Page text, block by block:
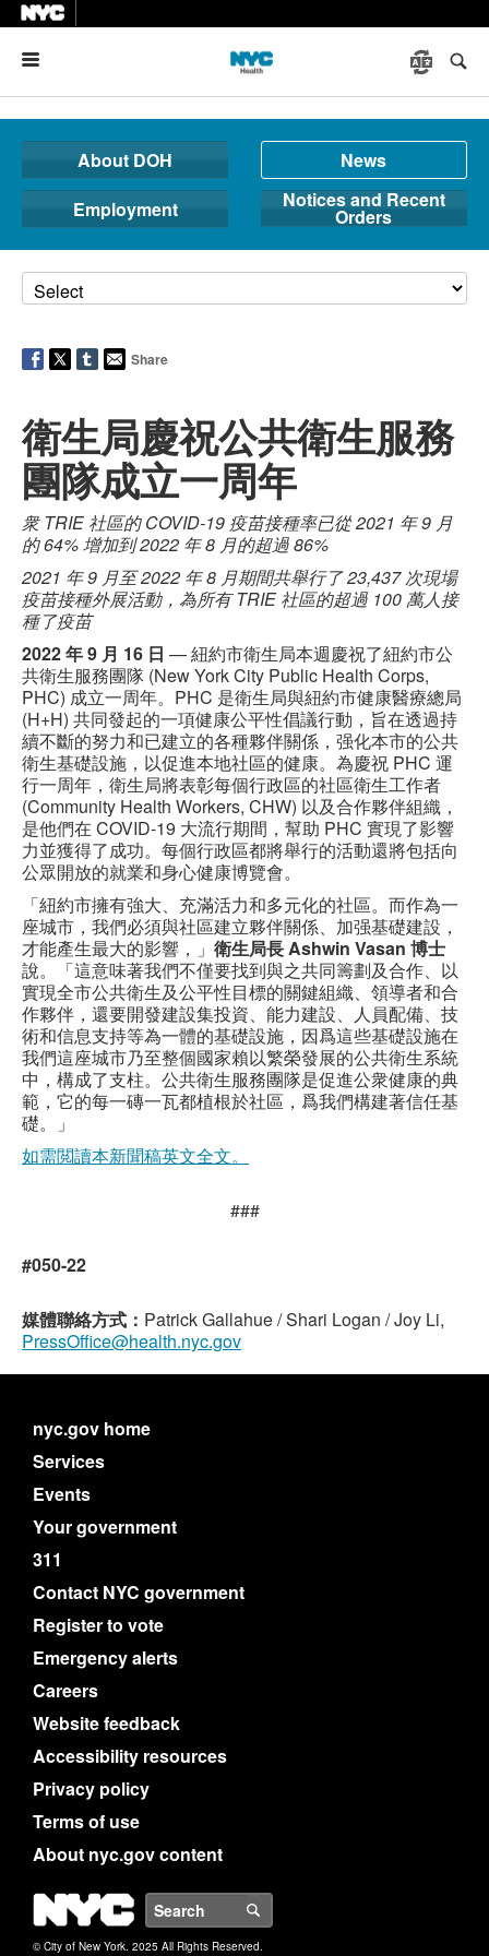
About DOH
News
Employment
Notices and Recent
Orders
Share
衛生局慶祝公共衛生服務
團隊成立一周年
衆 TRIE 社區的 COVID-19 疫苗接種率已從 2021 年 9 月
的 64% 增加到 2022 年 8 月的超過 86%
2021 年 9 月至 2022 年 8 月期間共舉行了 23,437 次現場
疫苗接種外展活動，為所有 TRIE 社區的超過 100 萬人接
種了疫苗
2022 年 9 月 16 日 — 紐約市衛生局本週慶祝了紐約市公
共衛生服務團隊 (New York City Public Health Corps,
PHC) 成立一周年。PHC 是衛生局與紐約市健康醫療總局
(H+H) 共同發起的一項健康公平性倡議行動，旨在透過持
續不斷的努力和已建立的各種夥伴關係，强化本市的公共
衛生基礎設施，以促進本地社區的健康。為慶祝 PHC 運
行一周年，衛生局將表彰每個行政區的社區衛生工作者
(Community Health Workers, CHW) 以及合作夥伴組織，
是他們在 COVID-19 大流行期間，幫助 PHC 實現了影響
力並獲得了成功。每個行政區都將舉行的活動還將包括向
公眾開放的就業和身心健康博覽會。
「紐約市擁有強大、充滿活力和多元化的社區。而作為一
座城市，我們必須與社區建立夥伴關係、加强基礎建設，
才能產生最大的影響，」 衛生局長 Ashwin Vasan 博士
說。「這意味著我們不僅要找到與之共同籌劃及合作、以
實現全市公共衛生及公平性目標的關鍵組織、領導者和合
作夥伴，還要開發建設集投資、能力建設、人員配備、技
術和信息支持等為一體的基礎設施，因爲這些基礎設施在
我們這座城市乃至整個國家賴以繁榮發展的公共衛生系統
中，構成了支柱。公共衛生服務團隊是促進公衆健康的典
範，它的每一磚一瓦都植根於社區，爲我們構建著信任基
礎。」
如需閲讀本新聞稿英文全文。
###
#050-22
媒體聯絡方式： Patrick Gallahue / Shari Logan / Joy Li,
PressOffice@health.nyc.gov
nyc.gov home
Services
Events
Your government
311
Contact NYC government
Register to vote
Emergency alerts
Careers
Website feedback
Accessibility resources
Privacy policy
Terms of use
About nyc.gov content
NYC
© City of New York. 2025 All Rights Reserved.